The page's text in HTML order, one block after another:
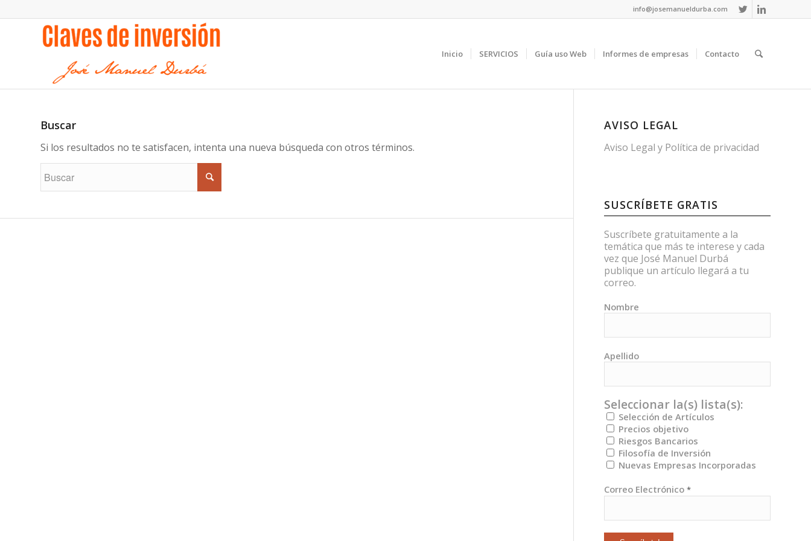
info@josemanueldurba.com
Inicio SERVICIOS Guía uso Web Informes de empresas Contacto
Buscar
Si los resultados no te satisfacen, intenta una nueva búsqueda con otros términos.
AVISO LEGAL
Aviso Legal y Política de privacidad
SUSCRÍBETE GRATIS
Suscríbete gratuitamente a la
temática que más te interese y cada
vez que José Manuel Durbá
publique un artículo llegará a tu
correo.
Nombre
Apellido
Seleccionar la(s) lista(s):
Selección de Artículos
Precios objetivo
Riesgos Bancarios
Filosofía de Inversión
Nuevas Empresas Incorporadas
Correo Electrónico*